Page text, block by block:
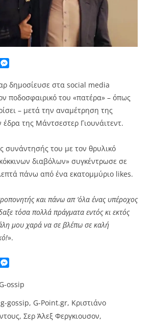
Copy
δημοσίευσε στα social media
ποδοσφαιρικό του «πατέρα» – όπως
– μετά την αναμέτρηση της
έδρα της Μάντσεστερ Γιουνάιτεντ.
συνάντησής του με τον θρυλικό
διαβόλων» συγκέντρωσε σε
πάνω από ένα εκατομμύριο likes.
και πάνω απ ‘όλα ένας υπέροχος
τόσα πολλά πράγματα εντός κι εκτός
μου χαρά να σε βλέπω σε καλή
».
Copy
ossip
gossip, G-Point.gr, Κριστιάνο
, Σερ Άλεξ Φεργκιουσον,